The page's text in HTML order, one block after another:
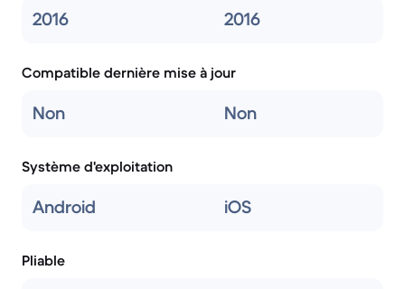
2016 2016
Compatible dernière mise à jour
Non Non
Système d'exploitation
Android iOS
Pliable